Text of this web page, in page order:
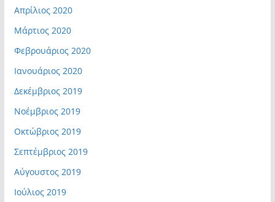
Απρίλιος 2020
Μάρτιος 2020
Φεβρουάριος 2020
Ιανουάριος 2020
Δεκέμβριος 2019
Νοέμβριος 2019
Οκτώβριος 2019
Σεπτέμβριος 2019
Αύγουστος 2019
Ιούλιος 2019